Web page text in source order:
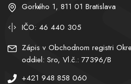
Gorkého 1, 811 01 Bratislava
IČO: 46 440 305
Zápis v Obchodnom registri
oddiel: Sro, Vl.č.: 77396/B
+421 948 858 060